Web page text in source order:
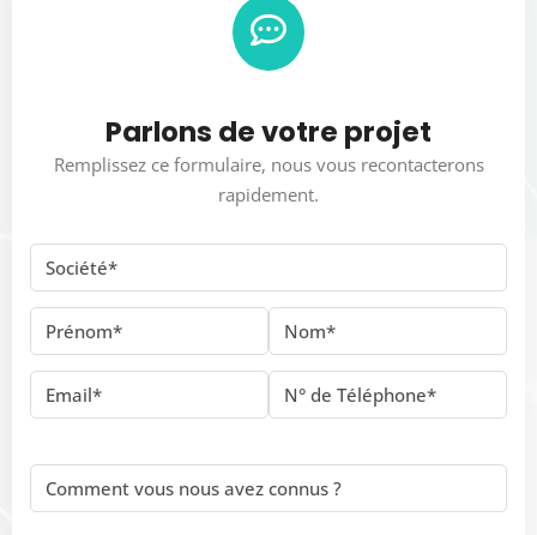
Parlons de votre projet
Remplissez ce formulaire, nous vous recontacterons
rapidement.